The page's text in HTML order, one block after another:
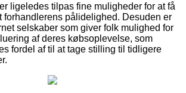
ligeledes tilpas fine muligheder for at få
forhandlerens pålidelighed. Desuden er
selskaber som giver folk mulighed for
af deres købsoplevelse, som
fordel af til at tage stilling til tidligere